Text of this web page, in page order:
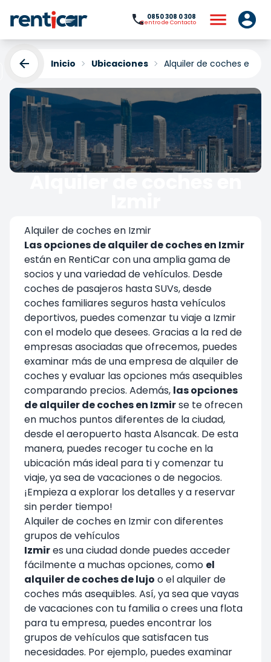
0850 308 0 308
Centro de Contacto
Inicio Ubicaciones Alquiler de coches en
Alquiler de coches en
Alquiler de coches en Izmir
Las opciones de alquiler de coches en Izmir
están en RentiCar con una amplia gama de
socios y una variedad de vehículos. Desde
coches de pasajeros hasta SUVs, desde
coches familiares seguros hasta vehículos
deportivos, puedes comenzar tu viaje a Izmir
con el modelo que desees. Gracias a la red de
empresas asociadas que ofrecemos, puedes
examinar más de una empresa de alquiler de
coches y evaluar las opciones más asequibles
comparando precios. Además, las opciones
de alquiler de coches en Izmirse te ofrecen
en muchos puntos diferentes de la ciudad,
desde el aeropuerto hasta Alsancak. De esta
manera, puedes recoger tu coche en la
ubicación más ideal para ti y comenzar tu
viaje, ya sea de vacaciones o de negocios.
¡Empieza a explorar los detalles y a reservar
sin perder tiempo!
Alquiler de coches en Izmir con diferentes
grupos de vehículos
Izmires una ciudad donde puedes acceder
fácilmente a muchas opciones, como el
alquiler de coches de lujo o el alquiler de
coches más asequibles. Así, ya sea que vayas
de vacaciones con tu familia o crees una flota
para tu empresa, puedes encontrar los
grupos de vehículos que satisfacen tus
necesidades. Por ejemplo, puedes examinar